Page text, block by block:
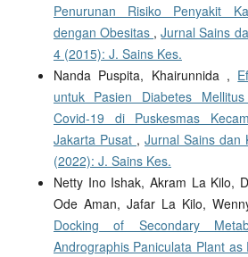
Penurunan Risiko Penyakit
dengan Obesitas ,Jurnal Sains
4 (2015): J. Sains Kes.
Nanda Puspita, Khairunnida ,
untuk Pasien Diabetes
Covid-19 di Puskesmas
Jakarta Pusat , Jurnal Sains dan
(2022): J. Sains Kes.
Netty Ino Ishak, Akram La Kilo,
Ode Aman, Jafar La Kilo,
Docking of Secondary
Andrographis Paniculata Plant